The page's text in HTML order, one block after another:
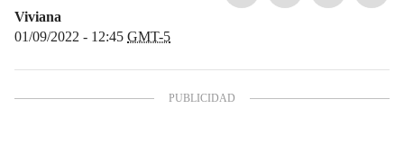
Viviana
01/09/2022 - 12:45 GMT-5